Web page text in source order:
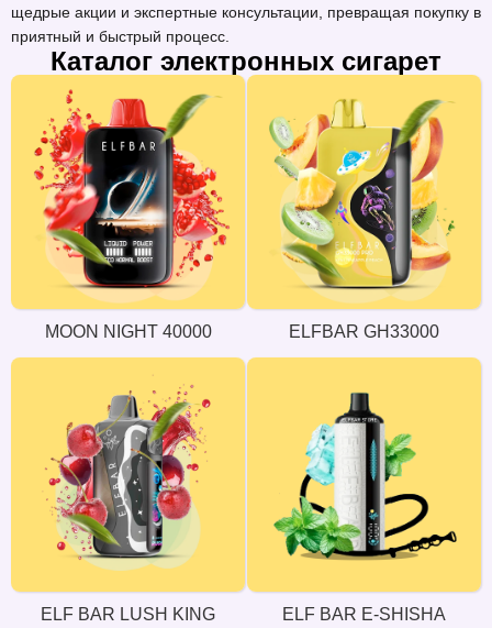
щедрые акции и экспертные консультации, превращая покупку в
приятный и быстрый процесс.
Каталог электронных сигарет
MOON NIGHT 40000 ELFBAR GH33000
ELF BAR LUSH KING
ELF BAR E-SHISHA